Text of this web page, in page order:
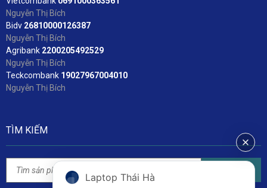
Nguyễn Thị Bích
Bidv 26810000126387
Nguyễn Thị Bích
Agribank 2200205492529
Nguyễn Thị Bích
Teckcombank 19027967004010
Nguyễn Thị Bích
TÌM KIẾM
Laptop Thái Hà